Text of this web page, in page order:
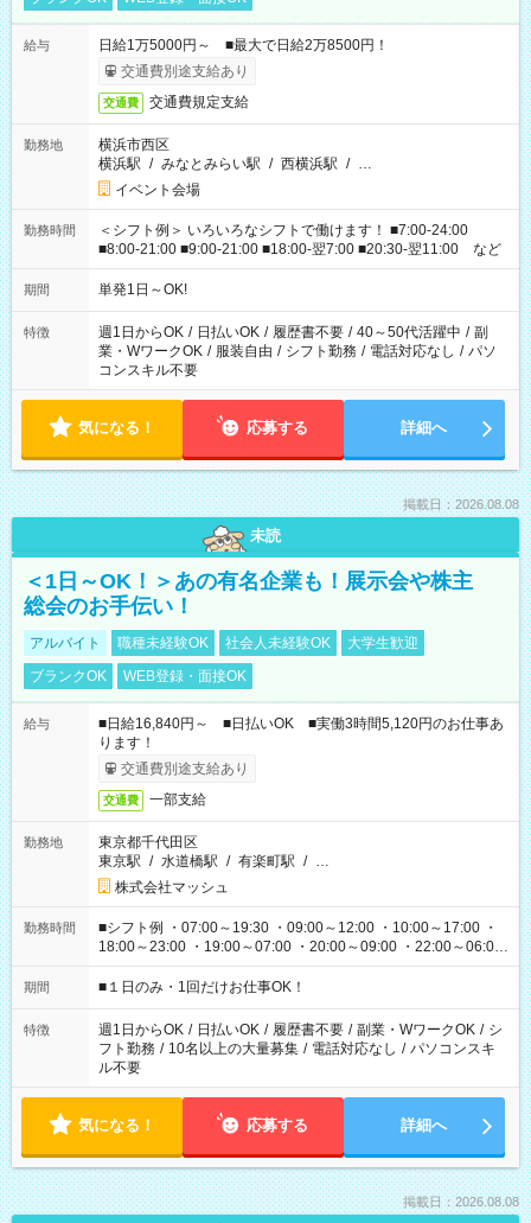
給与
日給1万5000円～ ■最大で日給2万8500円！
交通費別途支給あり
交通費 交通費規定支給
勤務地
横浜市西区
横浜駅 / みなとみらい駅 / 西横浜駅 / …
イベント会場
勤務時間
＜シフト例＞ いろいろなシフトで働けます！ ■7:00-24:00
■8:00-21:00 ■9:00-21:00 ■18:00-翌7:00 ■20:30-翌11:00 など
期間 単発1日～OK!
特徴 週1日からOK / 日払いOK / 履歴書不要 / 40～50代活躍中 / 副
業・WワークOK / 服装自由 / シフト勤務 / 電話対応なし / パソ
コンスキル不要
気になる！ 応募する 詳細へ
掲載日：2026.08.08
未読
＜1日～OK！＞あの有名企業も！展示会や株主
総会のお手伝い！
アルバイト 職種未経験OK 社会人未経験OK
大学生歓迎
ブランクOK
WEB登録・面接OK
給与
■日給16,840円～ ■日払いOK ■実働3時間5,120円のお仕事あ
ります！
交通費別途支給あり
交通費 一部支給
勤務地
東京都千代田区
東京駅 / 水道橋駅 / 有楽町駅 / …
株式会社マッシュ
勤務時間
■シフト例 ・07:00～19:30 ・09:00～12:00 ・10:00～17:00 ・
18:00～23:00 ・19:00～07:00 ・20:00～09:00 ・22:00～06:00
etc ★最短で3時間で5,120円のお仕事から 15時間で2万円近く稼
げるお仕事も！ ご希望のお時間に合わせてご紹介！ ※シフトは
ください！
期間 ■１日のみ・1回だけお仕事OK！
特徴 週1日からOK / 日払いOK / 履歴書不要 / 副業・WワークOK / シ
フト勤務 / 10名以上の大量募集 / 電話対応なし / パソコンスキ
ル不要
気になる！ 応募する 詳細へ
掲載日：2026.08.08